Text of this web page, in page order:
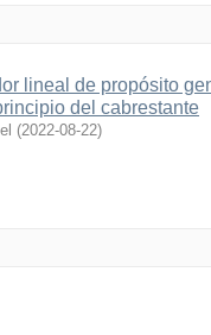
lineal de propósito
del cabrestante
(2022-08-22)